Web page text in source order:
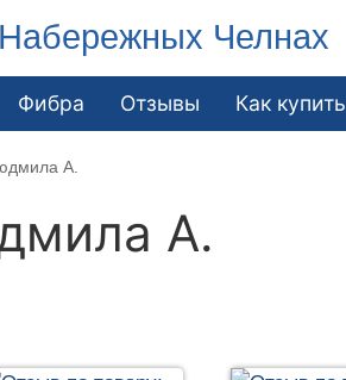
Челнах
Фибра Отзывы Как купить
А.
А.